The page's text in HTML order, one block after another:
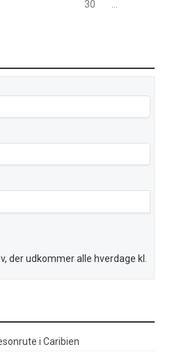
30
der udkommer alle hverdage kl.
i Caribien